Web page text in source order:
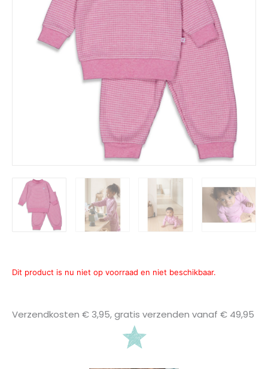
Dit product is nu niet op voorraad en niet beschikbaar.
Verzendkosten € 3,95, gratis verzenden vanaf € 49,95